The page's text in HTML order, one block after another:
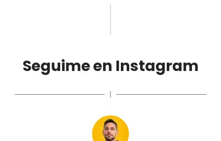
Seguime en Instagram
|